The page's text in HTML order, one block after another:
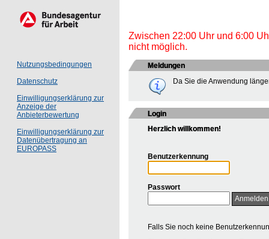
Nutzungsbedingungen
Datenschutz
Einwilligungserklärung zur
Anzeige der
Anbieterbewertung
Einwilligungserklärung zur
Datenübertragung an
EUROPASS
Zwischen 22:00 Uhr und 6:00
nicht möglich.
Meldungen
Da Sie die Anwendung
Login
Herzlich willkommen!
Benutzerkennung
Passwort
Falls Sie noch keine